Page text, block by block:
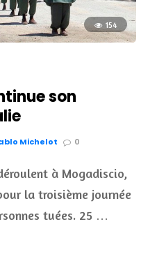
154
son
Michelot 0
à Mogadiscio,
la troisième journée
tuées. 25 …